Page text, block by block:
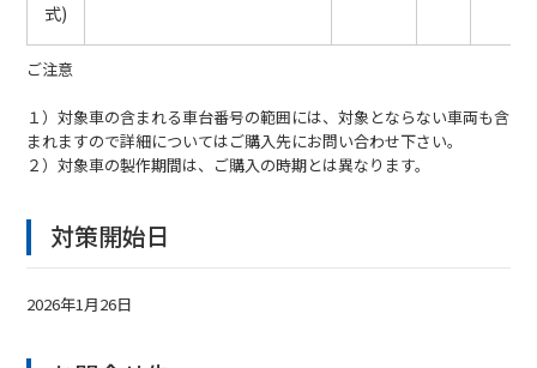
式)
ご注意
１）対象車の含まれる車台番号の範囲には、対象とならない車両も含
まれますので詳細についてはご購入先にお問い合わせ下さい。
２）対象車の製作期間は、ご購入の時期とは異なります。
対策開始日
2026年1月26日